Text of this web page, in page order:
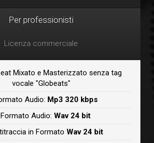
Per professionisti
Licenza commerciale
Mixato e Masterizzato senza tag
vocale "Globeats"
Audio: Mp3 320 kbps
Audio:Wav 24 bit
in FormatoWav 24 bit